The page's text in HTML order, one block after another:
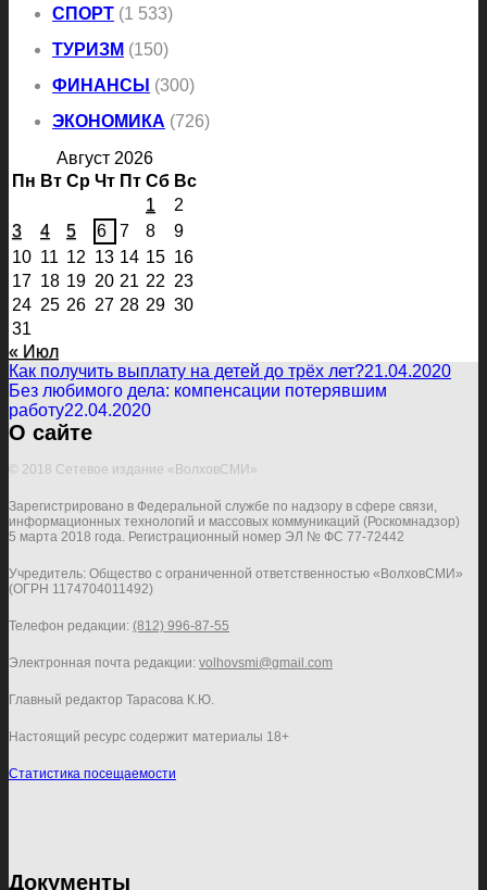
СПОРТ (1 533)
ТУРИЗМ (150)
ФИНАНСЫ (300)
ЭКОНОМИКА (726)
Август 2026
Пн Вт Ср Чт Пт Сб Вс
1
2
3
4 5 6 7 8
9
10 11 12 13 14 15 16
17 18 19 20 21 22 23
24 25 26 27 28 29 30
31
« Июл
Как получить выплату на детей до трёх лет?21.04.2020
Без любимого дела: компенсации потерявшим
работу22.04.2020
О сайте
© 2018 Сетевое издание «ВолховСМИ»
Зарегистрировано в Федеральной службе по надзору в сфере связи,
информационных технологий и массовых коммуникаций (Роскомнадзор)
5 марта 2018 года. Регистрационный номер ЭЛ № ФС 77-72442
Учредитель: Общество с ограниченной ответственностью «ВолховСМИ»
(ОГРН 1174704011492)
Телефон редакции: (812) 996-87-55
Электронная почта редакции: volhovsmi@gmail.com
Главный редактор Тарасова К.Ю.
Настоящий ресурс содержит материалы 18+
Статистика посещаемости
Документы